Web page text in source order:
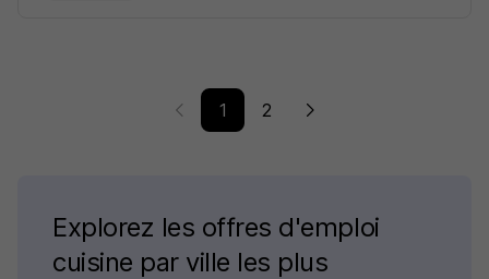
1 2
Explorez les offres d'emploi
cuisine par ville les plus